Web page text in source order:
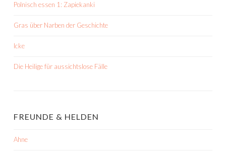
Polnisch essen 1: Zapiekanki
Gras über Narben der Geschichte
Icke
Die Heilige für aussichtslose Fälle
FREUNDE & HELDEN
Ahne